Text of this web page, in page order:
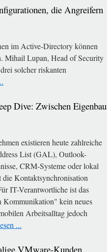
die Angreifern
im Active-Directory können
Mihail Lupan, Head of Security
solcher riskanten
Dive: Zwischen Eigenbau
existieren heute zahlreiche
List (GAL), Outlook-
CRM-Systeme oder lokal
die Kontaktsynchronisation
IT-Verantwortliche ist das
kein neues
Arbeitsalltag jedoch
...
VMware-Kunden